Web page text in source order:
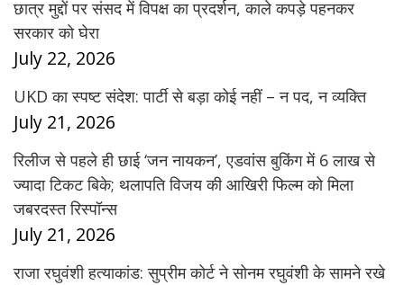
छात्र मुद्दों पर संसद में विपक्ष का प्रदर्शन, काले कपड़े पहनकर
सरकार को घेरा
July 22, 2026
UKD का स्पष्ट संदेश: पार्टी से बड़ा कोई नहीं – न पद, न व्यक्ति
July 21, 2026
रिलीज से पहले ही छाई ‘जन नायकन’, एडवांस बुकिंग में 6 लाख से
ज्यादा टिकट बिके; थलापति विजय की आखिरी फिल्म को मिला
जबरदस्त रिस्पॉन्स
July 21, 2026
राजा रघुवंशी हत्याकांड: सुप्रीम कोर्ट ने सोनम रघुवंशी के सामने रखे